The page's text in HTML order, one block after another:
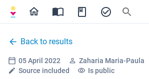
Back to results
05 April 2022
Zaharia Maria-Paula
Source included
Is public